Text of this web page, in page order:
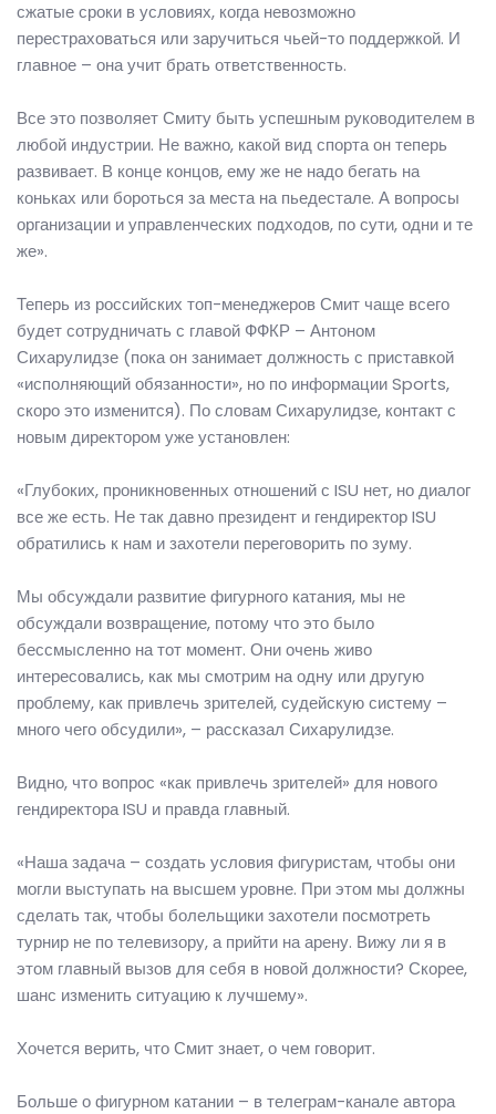
сжатые сроки в условиях, когда невозможно
перестраховаться или заручиться чьей-то поддержкой. И
главное – она учит брать ответственность.
Все это позволяет Смиту быть успешным руководителем в
любой индустрии. Не важно, какой вид спорта он теперь
развивает. В конце концов, ему же не надо бегать на
коньках или бороться за места на пьедестале. А вопросы
организации и управленческих подходов, по сути, одни и те
же».
Теперь из российских топ-менеджеров Смит чаще всего
будет сотрудничать с главой ФФКР – Антоном
Сихарулидзе (пока он занимает должность с приставкой
«исполняющий обязанности», но по информации Sports,
скоро это изменится). По словам Сихарулидзе, контакт с
новым директором уже установлен:
«Глубоких, проникновенных отношений с ISU нет, но диалог
все же есть. Не так давно президент и гендиректор ISU
обратились к нам и захотели переговорить по зуму.
Мы обсуждали развитие фигурного катания, мы не
обсуждали возвращение, потому что это было
бессмысленно на тот момент. Они очень живо
интересовались, как мы смотрим на одну или другую
проблему, как привлечь зрителей, судейскую систему –
много чего обсудили», – рассказал Сихарулидзе.
Видно, что вопрос «как привлечь зрителей» для нового
гендиректора ISU и правда главный.
«Наша задача – создать условия фигуристам, чтобы они
могли выступать на высшем уровне. При этом мы должны
сделать так, чтобы болельщики захотели посмотреть
турнир не по телевизору, а прийти на арену. Вижу ли я в
этом главный вызов для себя в новой должности? Скорее,
шанс изменить ситуацию к лучшему».
Хочется верить, что Смит знает, о чем говорит.
Больше о фигурном катании – в телеграм-канале автора